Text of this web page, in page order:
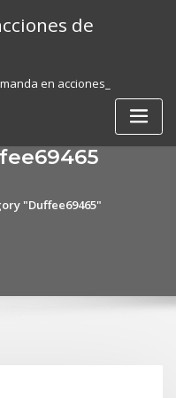
de
en acciones_
"Duffee69465"